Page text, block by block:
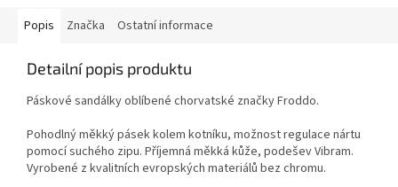
Popis Značka Ostatní informace
Detailní popis produktu
Páskové sandálky oblíbené chorvatské značky Froddo.
Pohodlný měkký pásek kolem kotníku, možnost regulace nártu
pomocí suchého zipu. Příjemná měkká kůže, podešev Vibram.
Vyrobené z kvalitních evropských materiálů bez chromu.